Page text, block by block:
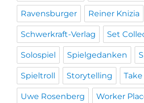
Ravensburger Reiner Knizia
Schwerkraft-Verlag Set
Solospiel Spielgedanken
Spieltroll Storytelling
Uwe Rosenberg Worker